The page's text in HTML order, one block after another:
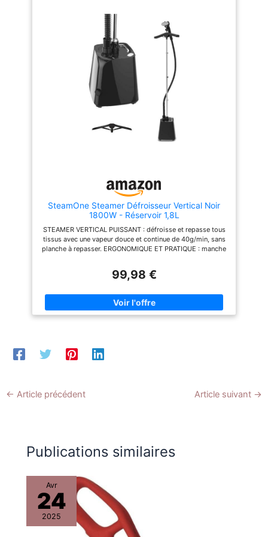
Adapté à une large gamme de
tissus : soie, laine, coton,
polyester, nylon, lin, velours et
tissus mélangés
quotidien chargé. [Buse effilée
pour les angles & câble extra-
long] Pointe fine glissant
facilement dans les coutures
et cols. Câble d'alimentation
de 2,4 m pour une liberté de
mouvement maximale. [Tête
pivotante à 180° : 2-en-1
(station de repassage et
lisseur vapeur)] Changement
instantané entre fer manuel et
lisseur sur pied. Vêtements
sans plis – au bureau, à l'hôtel
que la plupart des ordinateurs
les voyages, le télétravail ou
les dépannages en
généreux de 160 ml : moins de
remplissage, plus d'efficacité]
Réservoir amovible pour un
seule charge pour jusqu'à 7
chemises ou 2 manteaux –
SteamOne Steamer Défroisseur Vertical Noir
1800W - Réservoir 1,8L
STEAMER VERTICAL PUISSANT : défroisse et repasse tous
tissus avec une vapeur douce et continue de 40g/min, sans
planche à repasser. ERGONOMIQUE ET PRATIQUE : manche
pour un rangement facile et compact. SEMELLE INOX
HAUTE PERFORMANCE : qualité de défroissage améliorée
continue de 40g/min. RESISTANT ET DURABLE : tuyau triple
protection thermique pour isoler la chaleur, valve anti-
calcaire pour un entretien facile au quotidien. SATISFACTION
faire 100% français. SteamOne, expert du défroissage
99,98 €
← Article précédent Article suivant →
Publications similaires
Avr
24
2025